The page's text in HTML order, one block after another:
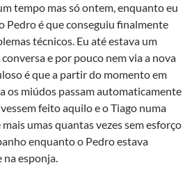
tempo mas só ontem, enquanto eu
Pedro é que conseguiu finalmente
técnicos. Eu até estava um
e por pouco nem via a nova
é que a partir do momento em
os miúdos passam automaticamente
feito aquilo e o Tiago numa
umas quantas vezes sem esforço
enquanto o Pedro estava
na esponja.